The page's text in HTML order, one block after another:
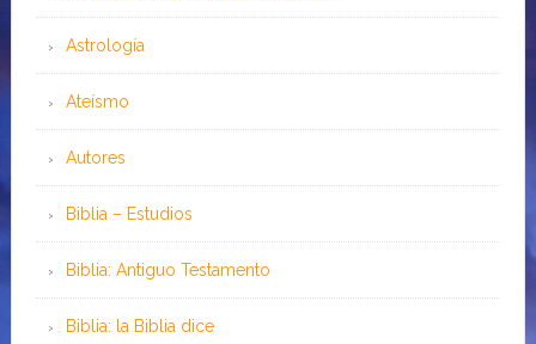
Astrología
Ateísmo
Autores
Biblia – Estudios
Biblia: Antiguo Testamento
Biblia: la Biblia dice